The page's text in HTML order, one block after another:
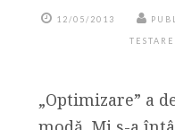
12/05/2013
„Optimizare” a